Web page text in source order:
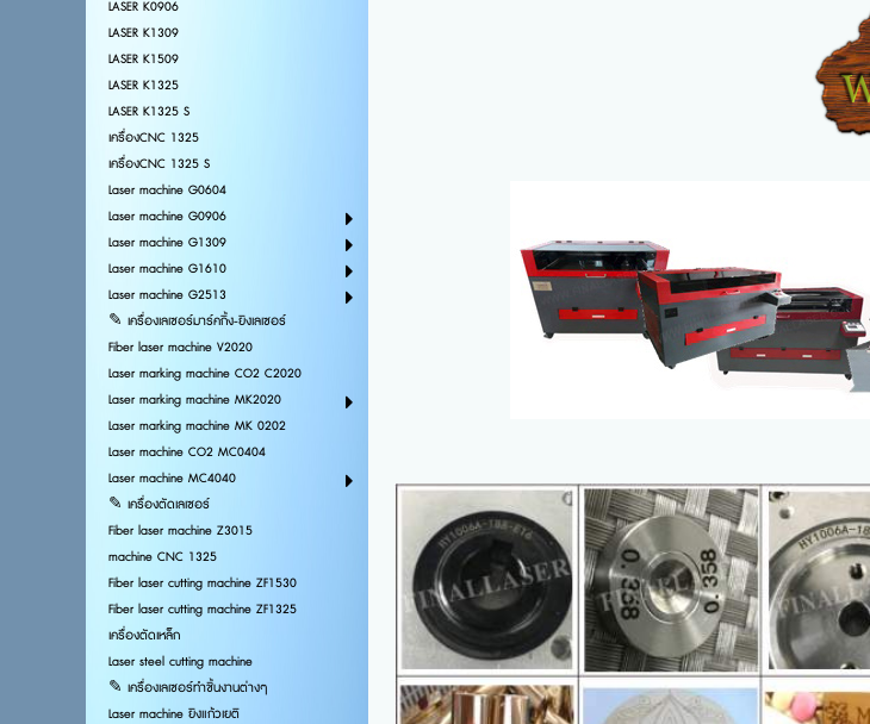
LASER K0906
LASER K1309
LASER K1509
LASER K1325
LASER K1325 S
เครื่องCNC 1325
เครื่องCNC 1325 S
Laser machine G0604
Laser machine G0906
Laser machine G1309
Laser machine G1610
Laser machine G2513
✎ เครื่องเลเซอร์มาร์คกิ้ง-ยิงเลเซอร์
Fiber laser machine V2020
Laser marking machine CO2 C2020
Laser marking machine MK2020
Laser marking machine MK 0202
Laser machine CO2 MC0404
Laser machine MC4040
✎ เครื่องตัดเลเซอร์
Fiber laser machine Z3015
machine CNC 1325
Fiber laser cutting machine ZF1530
Fiber laser cutting machine ZF1325
เครื่องตัดเหล็ก
Laser steel cutting machine
✎ เครื่องเลเซอร์ทำชิ้นงานต่างๆ
Laser machine ยิงแก้วเยติ